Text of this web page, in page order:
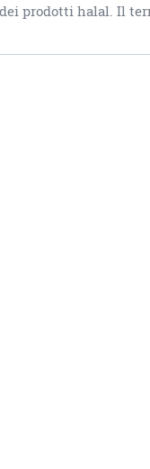
prodotti halal. Il